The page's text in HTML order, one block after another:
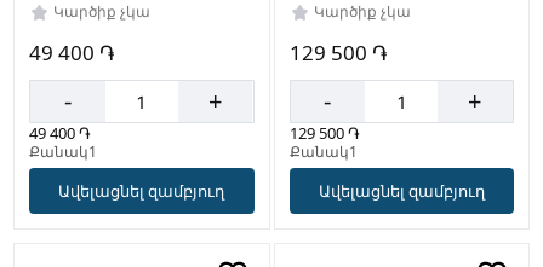
Կարծիք չկա
49 400 ֏
- +
49 400 ֏
Քանակ1
Ավելացնել զամբյուղ
Կարծիք չկա
129 500 ֏
- +
129 500 ֏
Քանակ1
Ավելացնել զամբյուղ